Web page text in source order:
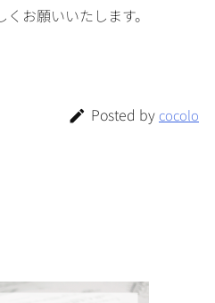
お願いいたします。
 Posted by cocolo